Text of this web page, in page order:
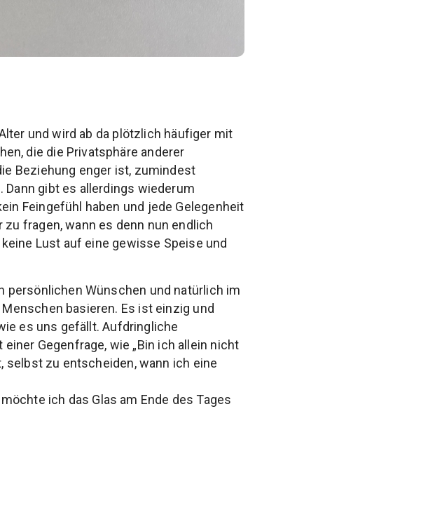
und wird ab da plötzlich häufiger mit
die die Privatsphäre anderer
Beziehung enger ist, zumindest
gibt es allerdings wiederum
Feingefühl haben und jede Gelegenheit
fragen, wann es denn nun endlich
Lust auf eine gewisse Speise und
persönlichen Wünschen und natürlich im
basieren. Es ist einzig und
es uns gefällt. Aufdringliche
Gegenfrage, wie „Bin ich allein nicht
selbst zu entscheiden, wann ich eine
ich das Glas am Ende des Tages